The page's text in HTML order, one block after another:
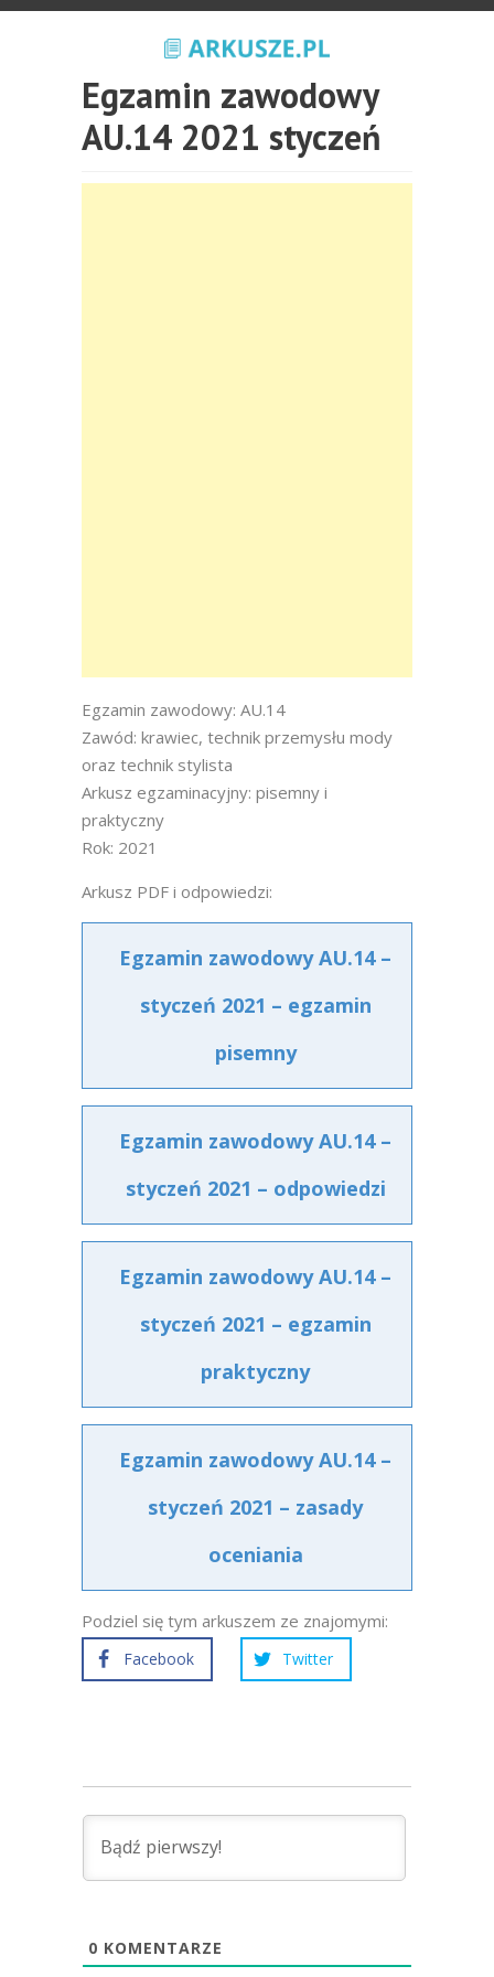
Egzamin zawodowy
AU.14 2021 styczeń
Egzamin zawodowy: AU.14
Zawód: krawiec, technik przemysłu mody
oraz technik stylista
Arkusz egzaminacyjny: pisemny i
praktyczny
Rok: 2021
Arkusz PDF i odpowiedzi:
Egzamin zawodowy AU.14 –
styczeń 2021 – egzamin
pisemny
Egzamin zawodowy AU.14 –
styczeń 2021 – odpowiedzi
Egzamin zawodowy AU.14 –
styczeń 2021 – egzamin
praktyczny
Egzamin zawodowy AU.14 –
styczeń 2021 – zasady
oceniania
Podziel się tym arkuszem ze znajomymi:
Facebook Twitter
0 KOMENTARZE